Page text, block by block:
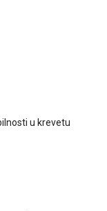
u krevetu